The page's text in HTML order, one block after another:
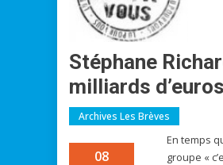
Stéphane
milliards
Archives Les Brèves
08
En temps
groupe «